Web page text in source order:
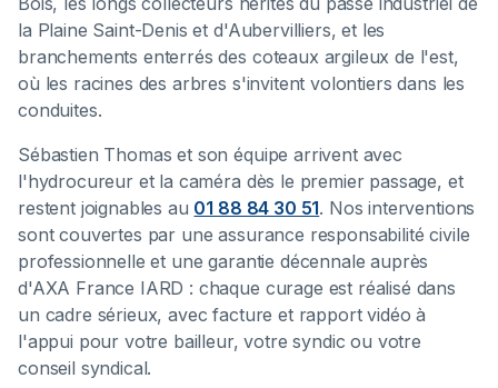
la Plaine Saint-Denis et d'Aubervilliers, et les
branchements enterrés des coteaux argileux de l'est,
où les racines des arbres s'invitent volontiers dans les
conduites.
Sébastien Thomas et son équipe arrivent avec
l'hydrocureur et la caméra dès le premier passage, et
restent joignables au 01 88 84 30 51. Nos interventions
sont couvertes par une assurance responsabilité civile
professionnelle et une garantie décennale auprès
d'AXA France IARD : chaque curage est réalisé dans
un cadre sérieux, avec facture et rapport vidéo à
l'appui pour votre bailleur, votre syndic ou votre
conseil syndical.